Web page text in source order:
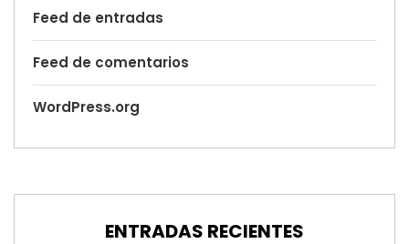
Feed de entradas
Feed de comentarios
WordPress.org
ENTRADAS RECIENTES